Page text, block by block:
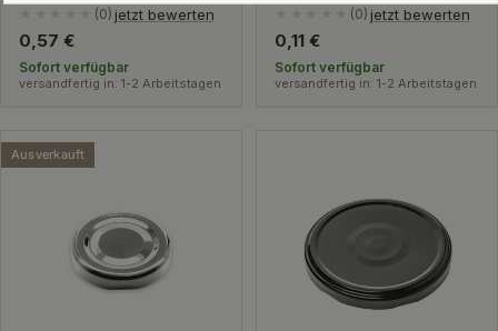
(0) jetzt bewerten
Regulärer
Preis
0,57 €
Sofort verfügbar
versandfertig in: 1-2 Arbeitstagen
(0) jetzt bewerten
Regulärer
Preis
0,11 €
Sofort verfügbar
versandfertig in: 1-2 Arbeitstagen
Ausverkauft